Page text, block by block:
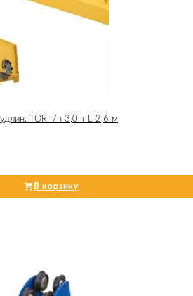
удлин. TOR г/п 3,0 т L 2,6 м
В корзину